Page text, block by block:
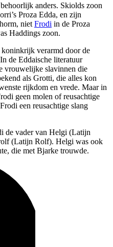
anders. Skiolds zoon
Proza Edda, en zijn
niet Frodi in de Proza
Haddings zoon.
verarmd door de
de Eddaische literatuur
vrouwelijke slavinnen die
als Grotti, die alles kon
rijkdom en vrede. Maar in
geen molen of reusachtige
een reusachtige slang
de vader van Helgi (Latijn
(Latijn Rolf). Helgi was ook
die met Bjarke trouwde.